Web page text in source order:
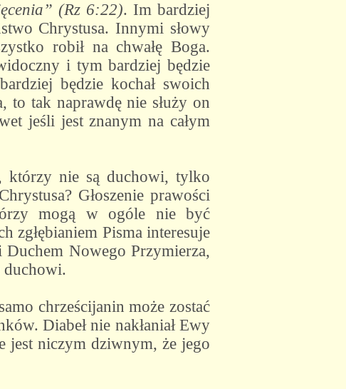
(Rz 6:22). Im bardziej
Chrystusa. Innymi słowy
robił na chwałę Boga.
i tym bardziej będzie
będzie kochał swoich
to tak naprawdę nie służy on
jeśli jest znanym na całym
którzy nie są duchowi, tylko
Głoszenie prawości
mogą w ogóle nie być
zgłębianiem Pisma interesuje
Nowego Przymierza,
duchowi.
chrześcijanin może zostać
Diabeł nie nakłaniał Ewy
jest niczym dziwnym, że jego